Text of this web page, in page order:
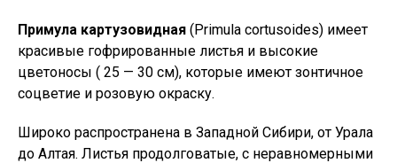
Примула картузовидная (Primula cortusoides) имеет
красивые гофрированные листья и высокие
цветоносы ( 25 — 30 см), которые имеют зонтичное
соцветие и розовую окраску.
Широко распространена в Западной Сибири, от Урала
до Алтая. Листья продолговатые, с неравномерными